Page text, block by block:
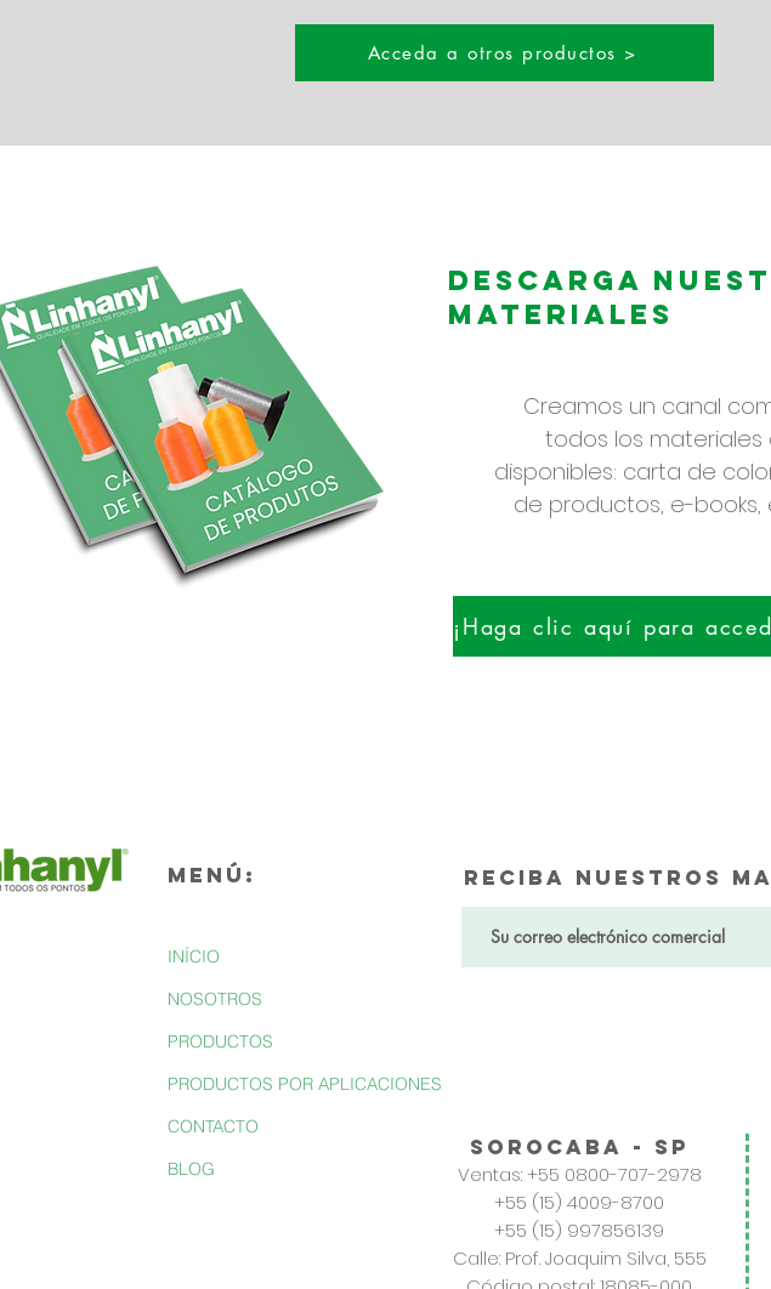
Acceda a otros productos >
Descarga
materiales
Creamos un canal
todos los materiales
disponibles: carta de
de productos, e-books,
MENÚ:
INÍCIO
NOSOTROS
PRODUCTOS
PRODUCTOS POR APLICACIONES
CONTACTO
BLOG
Reciba nuestros
sorocaba - SP
Ventas: +55 0800-707-2978
+55 (15) 4009-8700
+55 (15) 997856139
Calle: Prof. Joaquim Silva, 555